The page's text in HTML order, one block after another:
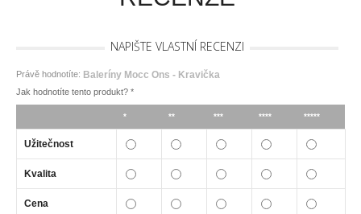
NAPIŠTE VLASTNÍ RECENZI
Právě hodnotíte: Baleríny Mocc Ons - Kravička
Jak hodnotíte tento produkt? *
* ** *** **** *****
Užitečnost
Kvalita
Cena